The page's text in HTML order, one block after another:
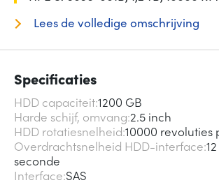
Lees de volledige omschrijving
Specificaties
HDD capaciteit1200 GB
Harde schijf, omvang 2.5 inch
HDD rotatiesnelheid 10000 revoluties
Overdrachtsnelheid HDD-interface
seconde
Interface SAS